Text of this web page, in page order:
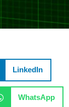
LinkedIn
WhatsApp